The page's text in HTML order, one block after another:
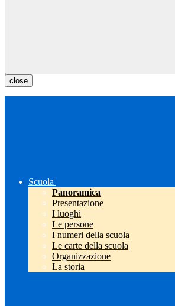
close
Scuola
Panoramica
Presentazione
I luoghi
Le persone
I numeri della scuola
Le carte della scuola
Organizzazione
La storia